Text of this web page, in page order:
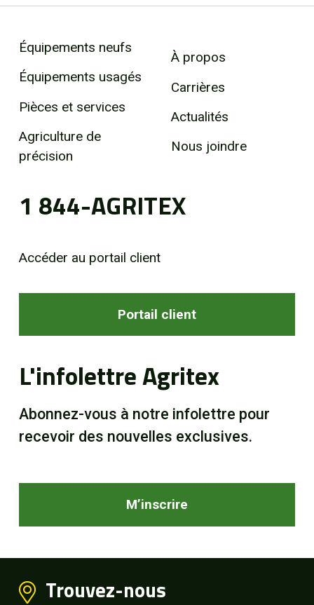
Équipements neufs
Équipements usagés
Pièces et services
Agriculture de
précision
À propos
Carrières
Actualités
Nous joindre
1 844-AGRITEX
Accéder au portail client
Portail client
L'infolettre Agritex
Abonnez-vous à notre infolettre pour
recevoir des nouvelles exclusives.
M’inscrire
Trouvez-nous